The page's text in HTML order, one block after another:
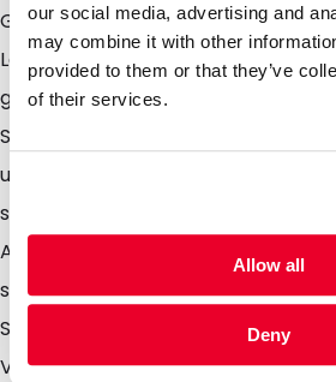
our social media, advertising and
may combine it with other
provided to them or that they’ve
of their services.
Allow all
Deny
Grundstoffen oder anderer Stoffe
Lamizip Beutel sind aus einem
guten Barierreeigenschaften
Sauerstoff hergestellt. Hinzu
unbegrenzt öffnen und schliessen
sind in einer transparenten und
Ausführung erhältlich. Aluminium
sehr gut gegen die äusseren
Strahlen. Durch Ihren runden
Verpackung ganz einfach stehen.